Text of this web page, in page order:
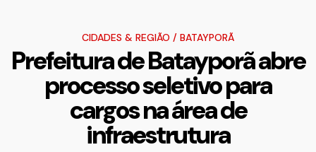
CIDADES & REGIÃO / BATAYPORÃ
Prefeitura de Batayporã abre
processo seletivo para
cargos na área de
infraestrutura